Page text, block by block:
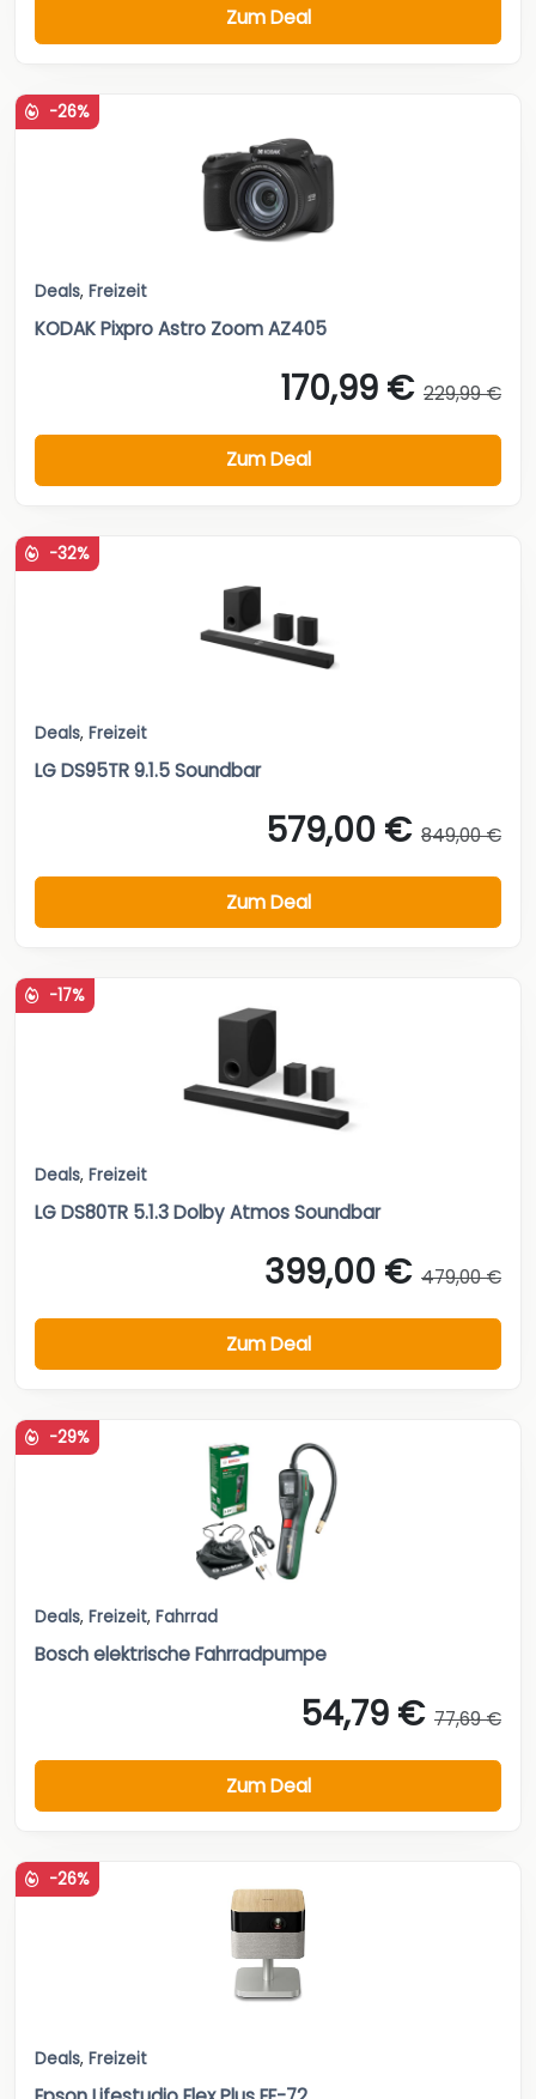
Zum Deal
-26%
Deals, Freizeit
KODAK Pixpro Astro Zoom AZ405
170,99 € 229,99 €
Zum Deal
-32%
Deals, Freizeit
LG DS95TR 9.1.5 Soundbar
579,00 € 849,00 €
Zum Deal
-17%
Deals, Freizeit
LG DS80TR 5.1.3 Dolby Atmos Soundbar
399,00 € 479,00 €
Zum Deal
-29%
Deals, Freizeit, Fahrrad
Bosch elektrische Fahrradpumpe
54,79 € 77,69 €
Zum Deal
-26%
Deals, Freizeit